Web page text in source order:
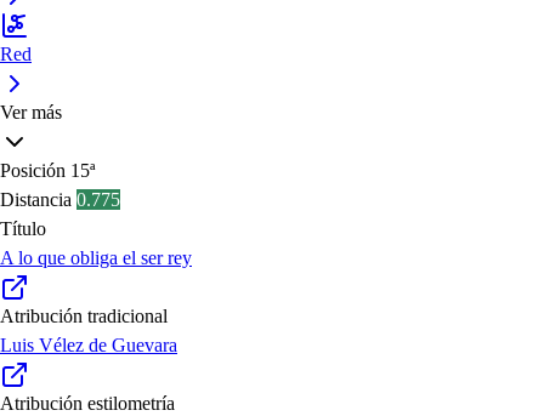
Red
Ver más
Posición 15ª
Distancia 0.775
Título
A lo que obliga el ser rey
Atribución tradicional
Luis Vélez de Guevara
Atribución estilometría